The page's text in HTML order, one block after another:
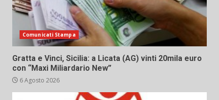
Comunicati Stampa
Gratta e Vinci, Sicilia: a Licata (AG) vinti 20mila euro
con “Maxi Miliardario New”
6 Agosto 2026